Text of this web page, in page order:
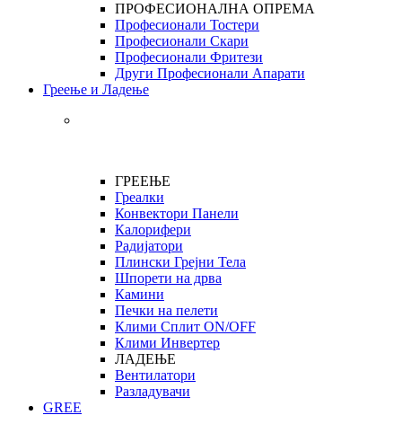
ПРОФЕСИОНАЛНА ОПРЕМА
Професионали Тостери
Професионали Скари
Професионали Фритези
Други Професионали Апарати
Греење и Ладење
ГРЕЕЊЕ
Греалки
Конвектори Панели
Калорифери
Радијатори
Плински Грејни Тела
Шпорети на дрва
Камини
Печки на пелети
Клими Сплит ON/OFF
Клими Инвертер
ЛАДЕЊЕ
Вентилатори
Разладувачи
GREE